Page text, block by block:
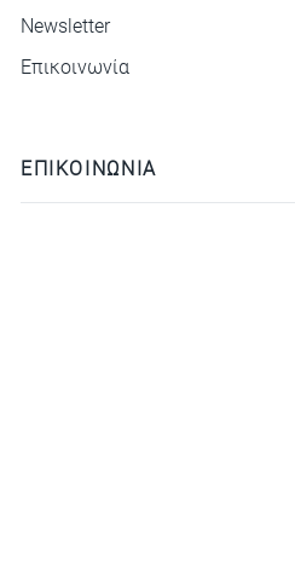
Newsletter
Επικοινωνία
ΕΠΙΚΟΙΝΩΝΙΑ